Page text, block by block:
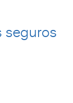
seguros